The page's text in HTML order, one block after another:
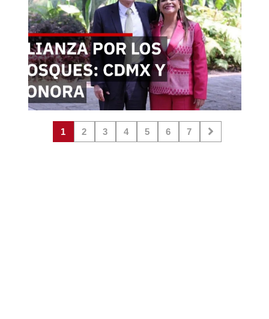
1 2 3 4 5 6 7